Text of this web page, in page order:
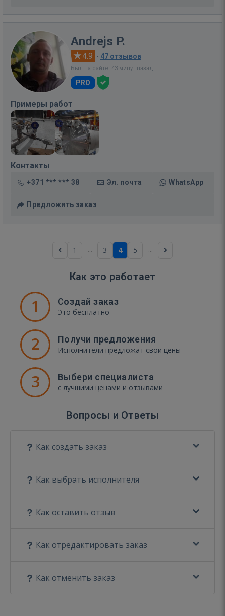
Andrejs P.
4.9 · 47 отзывов
Был на сайте: 43 минут назад
PRO
Примеры работ
Контакты
+371 *** *** 38 Эл. почта WhatsApp
Предложить заказ
1 ... 3 4 5 ...
Как это работает
1 Создай заказ
Это бесплатно
2 Получи предложения
Исполнители предложат свои цены
3 Выбери специалиста
с лучшими ценами и отзывами
Вопросы и Ответы
Как создать заказ
Как выбрать исполнителя
Как оставить отзыв
Как отредактировать заказ
Как отменить заказ